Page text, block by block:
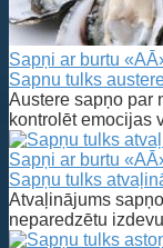
Sapņi ar burtu
Sapnu tulks
Austere sapņo par
kontrolēt emocijas
Sapņi ar burtu
Sapņu tulks
Atvaļinājums
neparedzētu